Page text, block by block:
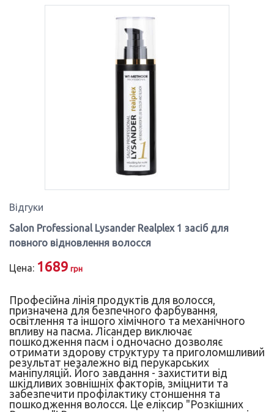
Відгуки
Salon Professional Lysander Realplex 1 засіб для
повного відновлення волосся
Цена: 1689 грн
Професійна лінія продуктів для волосся,
призначена для безпечного фарбування,
освітлення та іншого хімічного та механічного
впливу на пасма. Лісандер виключає
пошкодження пасм і одночасно дозволяє
отримати здорову структуру та приголомшливий
результат незалежно від перукарських
маніпуляцій. Його завдання - захистити від
шкідливих зовнішніх факторів, зміцнити та
забезпечити профілактику стоншення та
пошкодження волосся. Це еліксир "Розкішних